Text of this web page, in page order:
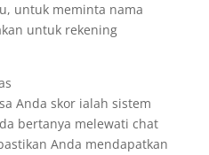
untuk meminta nama
untuk rekening
Anda skor ialah sistem
bertanya melewati chat
Anda mendapatkan